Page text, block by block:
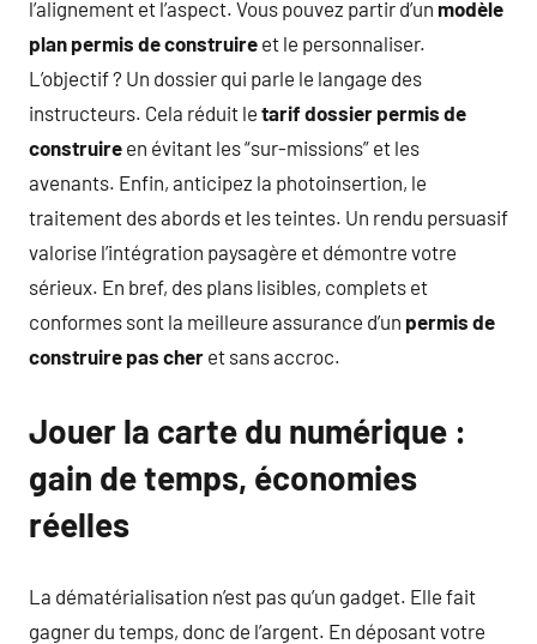
l’alignement et l’aspect. Vous pouvez partir d’un modèle
plan permis de construire et le personnaliser.
L’objectif ? Un dossier qui parle le langage des
instructeurs. Cela réduit le tarif dossier permis de
construire en évitant les “sur-missions” et les
avenants. Enfin, anticipez la photoinsertion, le
traitement des abords et les teintes. Un rendu persuasif
valorise l’intégration paysagère et démontre votre
sérieux. En bref, des plans lisibles, complets et
conformes sont la meilleure assurance d’un permis de
construire pas cher et sans accroc.
Jouer la carte du numérique :
gain de temps, économies
réelles
La dématérialisation n’est pas qu’un gadget. Elle fait
gagner du temps, donc de l’argent. En déposant votre